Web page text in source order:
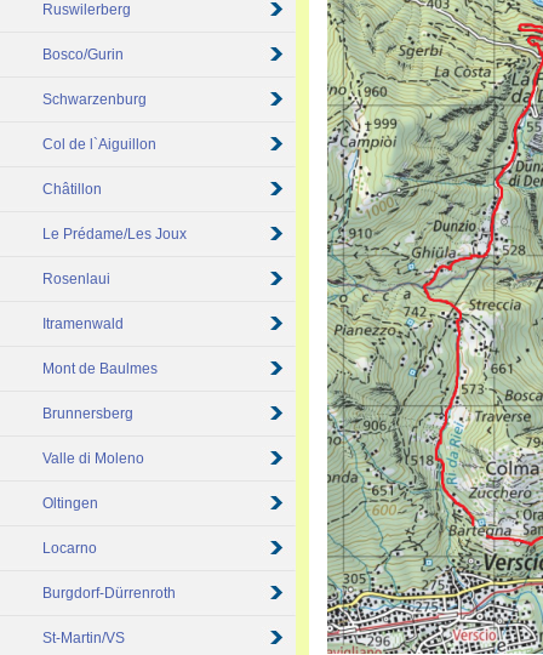
Ruswilerberg
Bosco/Gurin
Schwarzenburg
Col de l`Aiguillon
Châtillon
Le Prédame/Les Joux
Rosenlaui
Itramenwald
Mont de Baulmes
Brunnersberg
Valle di Moleno
Oltingen
Locarno
Burgdorf-Dürrenroth
St-Martin/VS